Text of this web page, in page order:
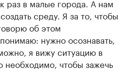
раз в малые города. А нам
среду. Я за то, чтобы
об этом
нужно осознавать,
я вижу ситуацию в
необходимо, чтобы зажечь